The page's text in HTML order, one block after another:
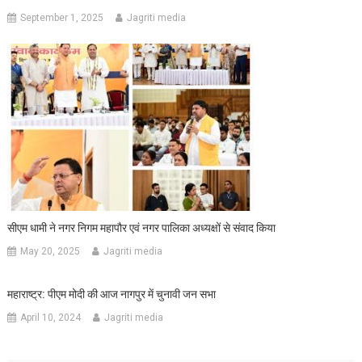
September 1, 2025 Jagriti media
सीएम धामी ने नगर निगम महापौर एवं नगर पालिका अध्यक्षों से संवाद किया
May 20, 2025 Jagriti media
महाराष्ट्र: पीएम मोदी की आज नागपुर में चुनावी जन सभा
April 10, 2024 Jagriti media